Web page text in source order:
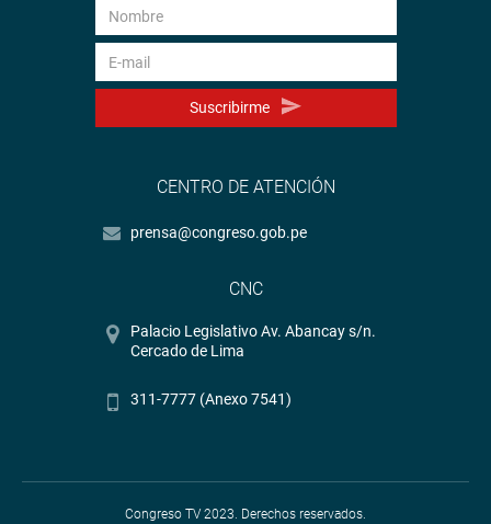
Suscribirme
CENTRO DE ATENCIÓN
prensa@congreso.gob.pe
CNC
Palacio Legislativo Av. Abancay s/n.
Cercado de Lima
311-7777 (Anexo 7541)
Congreso TV 2023. Derechos reservados.